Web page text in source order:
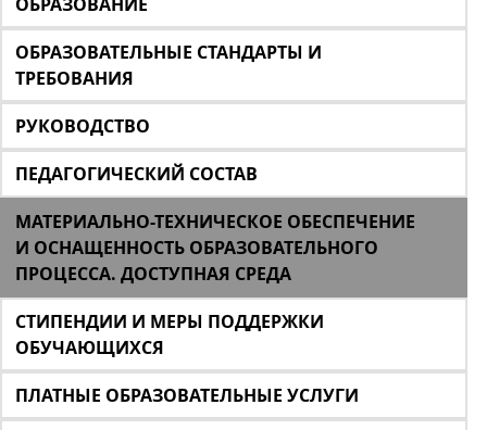
ОБРАЗОВАТЕЛЬНЫЕ СТАНДАРТЫ И
ТРЕБОВАНИЯ
РУКОВОДСТВО
ПЕДАГОГИЧЕСКИЙ СОСТАВ
МАТЕРИАЛЬНО-ТЕХНИЧЕСКОЕ ОБЕСПЕЧЕНИЕ
И ОСНАЩЕННОСТЬ ОБРАЗОВАТЕЛЬНОГО
ПРОЦЕССА. ДОСТУПНАЯ СРЕДА
СТИПЕНДИИ И МЕРЫ ПОДДЕРЖКИ
ОБУЧАЮЩИХСЯ
ПЛАТНЫЕ ОБРАЗОВАТЕЛЬНЫЕ УСЛУГИ